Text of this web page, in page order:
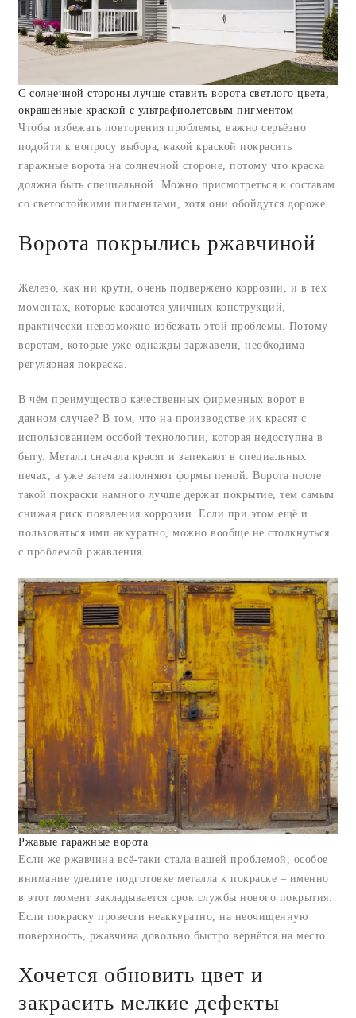
С солнечной стороны лучше ставить ворота светлого цвета,
окрашенные краской с ультрафиолетовым пигментом
Чтобы избежать повторения проблемы, важно серьёзно
подойти к вопросу выбора, какой краской покрасить
гаражные ворота на солнечной стороне, потому что краска
должна быть специальной. Можно присмотреться к составам
со светостойкими пигментами, хотя они обойдутся дороже.
Ворота покрылись ржавчиной
Железо, как ни крути, очень подвержено коррозии, и в тех
моментах, которые касаются уличных конструкций,
практически невозможно избежать этой проблемы. Потому
воротам, которые уже однажды заржавели, необходима
регулярная покраска.
В чём преимущество качественных фирменных ворот в
данном случае? В том, что на производстве их красят с
использованием особой технологии, которая недоступна в
быту. Металл сначала красят и запекают в специальных
печах, а уже затем заполняют формы пеной. Ворота после
такой покраски намного лучше держат покрытие, тем самым
снижая риск появления коррозии. Если при этом ещё и
пользоваться ими аккуратно, можно вообще не столкнуться
с проблемой ржавления.
Ржавые гаражные ворота
Если же ржавчина всё-таки стала вашей проблемой, особое
внимание уделите подготовке металла к покраске – именно
в этот момент закладывается срок службы нового покрытия.
Если покраску провести неаккуратно, на неочищенную
поверхность, ржавчина довольно быстро вернётся на место.
Хочется обновить цвет и
закрасить мелкие дефекты